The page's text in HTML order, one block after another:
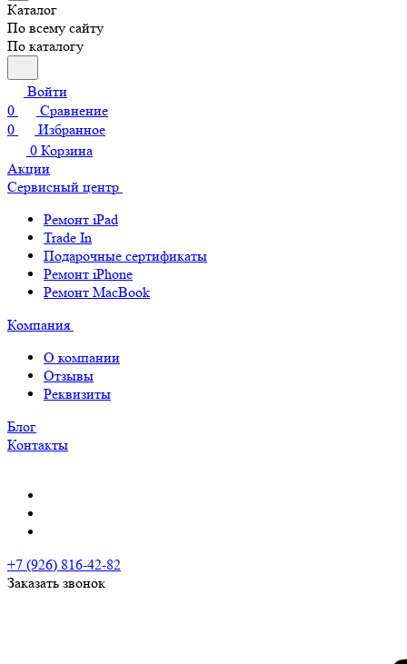
Каталог
По всему сайту
По каталогу
Войти
0
Сравнение
0
Избранное
0 Корзина
Акции
Сервисный центр
Ремонт iPad
Trade In
Подарочные сертификаты
Ремонт iPhone
Ремонт MacBook
Компания
О компании
Отзывы
Реквизиты
Блог
Контакты
+7 (926) 816-42-82
Заказать звонок